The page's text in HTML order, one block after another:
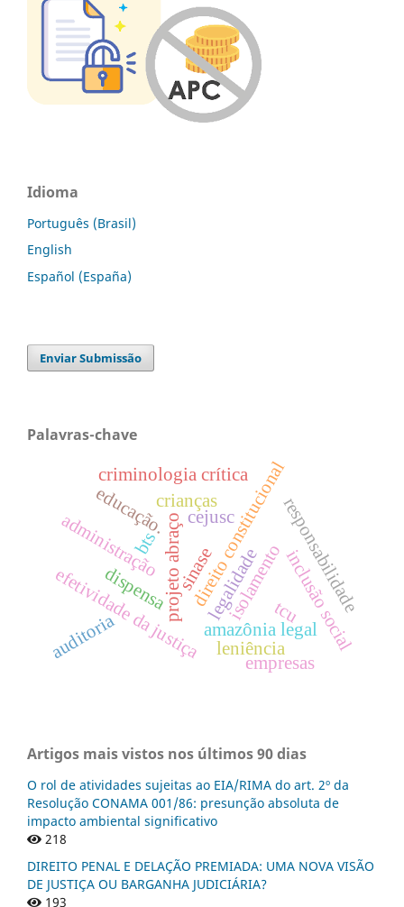
Idioma
Português (Brasil)
English
Español (España)
Enviar Submissão
Palavras-chave
direito constitucional
isolamentoinclusão social
educação.
projeto abraço
efetividade da justiça
cejusc
crianças
sinase
amazônia legal
responsabilidade
criminologia crítica
bts
administração
dispensa legalidade
auditoria leniência
empresas
tcu
Artigos mais vistos nos últimos 90 dias
O rol de atividades sujeitas ao EIA/RIMA do art. 2º da
Resolução CONAMA 001/86: presunção absoluta de
impacto ambiental significativo
218
DIREITO PENAL E DELAÇÃO PREMIADA: UMA NOVA VISÃO
DE JUSTIÇA OU BARGANHA JUDICIÁRIA?
193